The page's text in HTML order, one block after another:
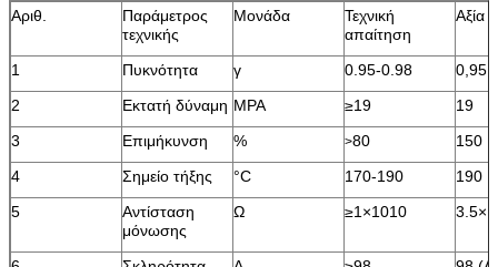
Αριθ.
Παράμετρος
τεχνικής
Μονάδα
Τεχνική
απαίτηση
Αξία
1 Πυκνότητα γ 0.95-0.98
0,95
2
Εκτατή δύναμη MPA ≥19
19
3
Επιμήκυνση % >80
150
4
Σημείο τήξης °C 170-190
190
5
Αντίσταση
μόνωσης
Ω ≥1×1010